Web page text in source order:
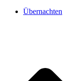
Übernachten